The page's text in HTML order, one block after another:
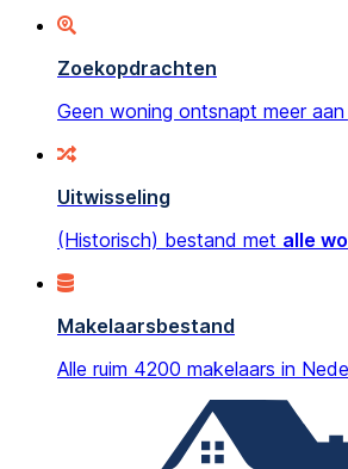
Zoekopdrachten
Geen woning ontsnapt meer
Uitwisseling
(Historisch) bestand met alle
Makelaarsbestand
Alle ruim 4200 makelaars in